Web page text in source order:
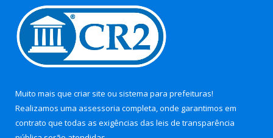
Muito mais que criar site ou sistema para prefeituras!
Realizamos uma assessoria completa, onde garantimos em
contrato que todas as exigências das leis de transparência